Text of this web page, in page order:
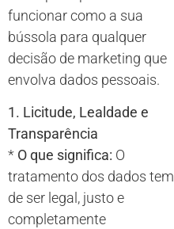
funcionar como a sua
bússola para qualquer
decisão de marketing que
envolva dados pessoais.
1. Licitude, Lealdade e
Transparência
* O que significa: O
tratamento dos dados tem
de ser legal, justo e
completamente